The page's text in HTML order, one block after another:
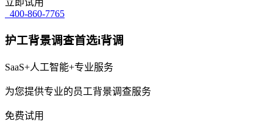
立即试用
400-860-7765
护工背景调查首选i背调
SaaS+人工智能+专业服务
为您提供专业的员工背景调查服务
免费试用